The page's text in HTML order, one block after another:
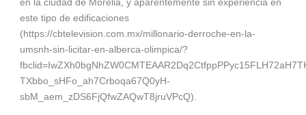
este tipo de edificaciones
(https://cbtelevision.com.mx/millonario-derroche-en-la-
umsnh-sin-licitar-en-alberca-olimpica/?
TXbbo_sHFo_ah7Crboqa67Q0yH-
sbM_aem_zDS6FjQfwZAQwT8jruVPcQ).